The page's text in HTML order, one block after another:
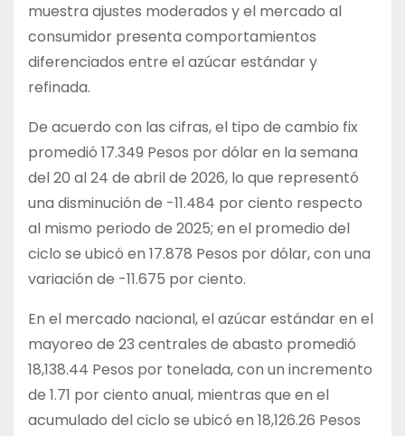
muestra ajustes moderados y el mercado al
consumidor presenta comportamientos
diferenciados entre el azúcar estándar y
refinada.
De acuerdo con las cifras, el tipo de cambio fix
promedió 17.349 Pesos por dólar en la semana
del 20 al 24 de abril de 2026, lo que representó
una disminución de -11.484 por ciento respecto
al mismo periodo de 2025; en el promedio del
ciclo se ubicó en 17.878 Pesos por dólar, con una
variación de -11.675 por ciento.
En el mercado nacional, el azúcar estándar en el
mayoreo de 23 centrales de abasto promedió
18,138.44 Pesos por tonelada, con un incremento
de 1.71 por ciento anual, mientras que en el
acumulado del ciclo se ubicó en 18,126.26 Pesos